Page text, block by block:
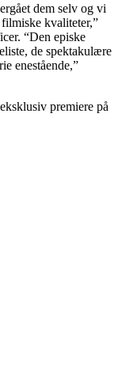
dem selv og vi
kvaliteter,”
“Den episke
de spektakulære
enestående,”
premiere på